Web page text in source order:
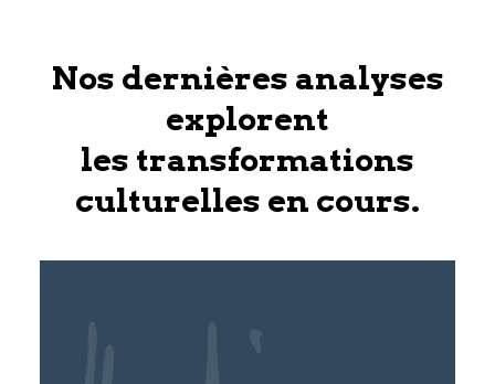
Nos dernières analyses
explorent
les transformations
culturelles en cours.